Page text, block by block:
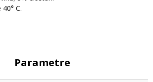
C.
Parametre